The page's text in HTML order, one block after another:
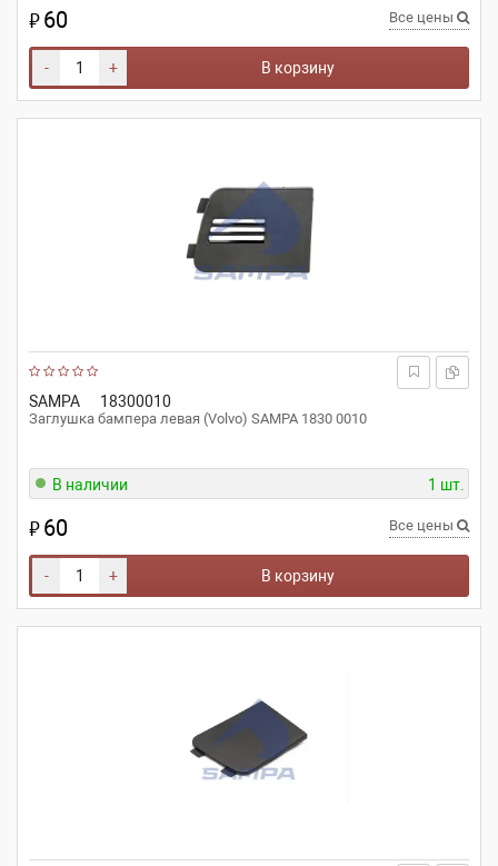
₽60 Все цены
- + В корзину
SAMPA 18300010
Заглушка бампера левая (Volvo) SAMPA 1830 0010
В наличии 1 шт.
₽60 Все цены
- + В корзину